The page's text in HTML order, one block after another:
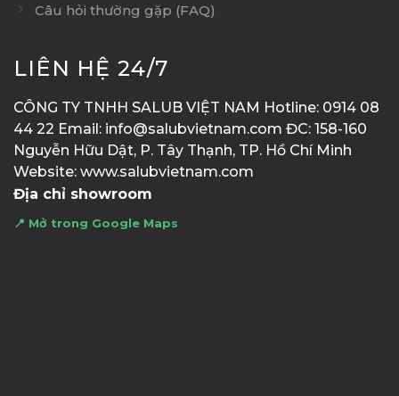
Câu hỏi thường gặp (FAQ)
LIÊN HỆ 24/7
CÔNG TY TNHH SALUB VIỆT NAM Hotline: 0914 08
44 22 Email: info@salubvietnam.com ĐC: 158-160
Nguyễn Hữu Dật, P. Tây Thạnh, TP. Hồ Chí Minh
Website: www.salubvietnam.com
Địa chỉ showroom
📍 Mở trong Google Maps